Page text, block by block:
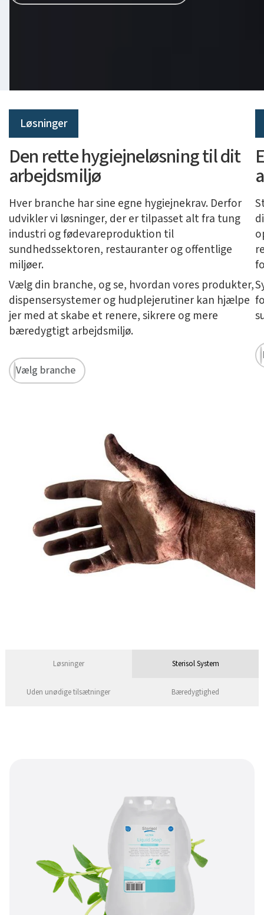
Løsninger
Den rette hygiejneløsning til dit
arbejdsmiljø
Hver branche har sine egne hygiejnekrav. Derfor
udvikler vi løsninger, der er tilpasset alt fra tung
industri og fødevareproduktion til
sundhedssektoren, restauranter og offentlige
miljøer.
Vælg din branche, og se, hvordan vores produkter,
dispensersystemer og hudplejerutiner kan hjælpe
jer med at skabe et renere, sikrere og mere
bæredygtigt arbejdsmiljø.
Vælg branche
Løsninger Sterisol System
Uden unødige tilsætninger Bæredygtighed